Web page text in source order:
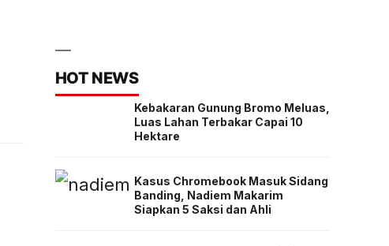
HOT NEWS
Kebakaran Gunung Bromo Meluas,
Luas Lahan Terbakar Capai 10
Hektare
Kasus Chromebook Masuk Sidang
Banding, Nadiem Makarim
Siapkan 5 Saksi dan Ahli